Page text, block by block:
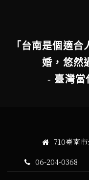
「台南是個適
婚，悠然
- 臺灣當
710臺南
06-204-0368